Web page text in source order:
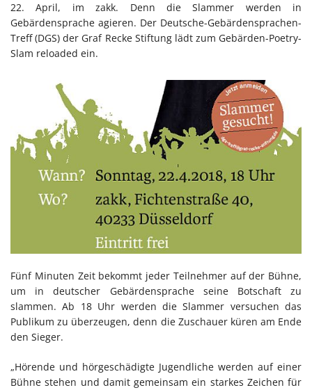
22. April, im zakk. Denn die Slammer werden in
Gebärdensprache agieren. Der Deutsche-Gebärdensprachen-
Treff (DGS) der Graf Recke Stiftung lädt zum Gebärden-Poetry-
Slam reloaded ein.
Fünf Minuten Zeit bekommt jeder Teilnehmer auf der Bühne,
um in deutscher Gebärdensprache seine Botschaft zu
slammen. Ab 18 Uhr werden die Slammer versuchen das
Publikum zu überzeugen, denn die Zuschauer küren am Ende
den Sieger.
„Hörende und hörgeschädigte Jugendliche werden auf einer
Bühne stehen und damit gemeinsam ein starkes Zeichen für